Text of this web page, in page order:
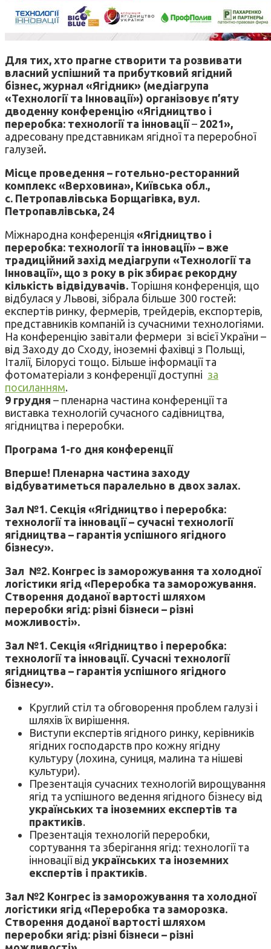
Для тих, хто прагне створити та розвивати
власний успішний та прибутковий ягідний
бізнес, журнал «Ягідник» (медіагрупа
«Технології та Інновації») організовує п’яту
дводенну конференцію «Ягідництво і
переробка: технології та інновації– 2021»,
адресовану представникам ягідної та переробної
галузей.
Місце проведення – готельно-ресторанний
комплекс «Верховина», Київська обл.,
с. Петропавлівська Борщагівка, вул.
Петропавлівська, 24
Міжнародна конференція «Ягідництво і
переробка: технології та інновації» – вже
традиційний захід медіагрупи «Технології та
Інновації», що з року в рік збирає рекордну
кількість відвідувачів. Торішня конференція, що
відбулася у Львові, зібрала більше 300 гостей:
експертів ринку, фермерів, трейдерів, експортерів,
представників компаній із сучасними технологіями.
На конференцію завітали фермери зі всієї України –
від Заходу до Сходу, іноземні фахівці з Польщі,
Італії, Білорусі тощо. Більше інформації та
фотоматеріали з конференції доступні за
посиланням.
9 грудня – пленарна частина конференції та
виставка технологій сучасного садівництва,
ягідництва і переробки.
Програма 1-го дня конференції
Вперше! Пленарна частина заходу
відбуватиметься паралельно в двох залах.
Зал №1. Секція «Ягідництво і переробка:
технології та інновації – сучасні технології
ягідництва – гарантія успішного ягідного
бізнесу».
Зал №2. Конгрес із заморожування та холодної
логістики ягід «Переробка та заморожування.
Створення доданої вартості шляхом
переробки ягід: різні бізнеси – різні
можливості».
Зал №1. Секція «Ягідництво і переробка:
технології та інновації. Сучасні технології
ягідництва – гарантія успішного ягідного
бізнесу».
Круглий стіл та обговорення проблем галузі і
шляхів їх вирішення.
Виступи експертів ягідного ринку, керівників
ягідних господарств про кожну ягідну
культуру (лохина, суниця, малина та нішеві
культури).
Презентація сучасних технологій вирощування
ягід та успішного ведення ягідного бізнесу від
українських та іноземних експертів та
практиків.
Презентація технологій переробки,
сортування та зберігання ягід: технології та
інновації від українських та іноземних
експертів і практиків.
Зал №2 Конгрес із заморожування та холодної
логістики ягід «Переробка та заморозка.
Створення доданої вартості шляхом
переробки ягід: різні бізнеси – різні